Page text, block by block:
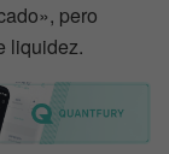
pero
liquidez.